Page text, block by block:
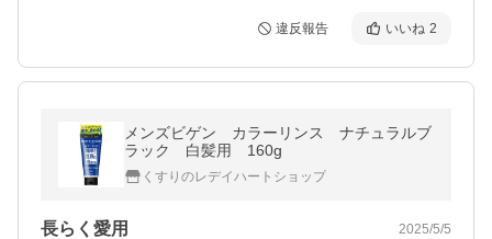
違反報告 いいね 2
メンズビゲン カラーリンス ナチュラルブ
ラック 白髪用 160g
くすりのレデイハートショップ
長らく愛用 2025/5/5